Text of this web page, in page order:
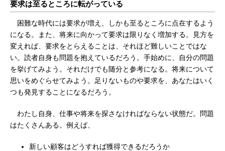
要求は至るところに転がっている
困難な時代には要求が増え、しかも至るところに点在するよう
になる。また、将来に向かって要求は限りなく増加する。見方を
変えれば、要求をとらえることは、それほど難しいことではな
い。読者自身も問題を抱えているだろう。手始めに、自分の問題
を挙げてみよう。それだけでも随分と参考になる。将来について
思いをめぐらせてみよう。足りないものや要求を、あなたはいく
つも発見することになるだろう。
わたし自身、仕事や将来を探さなければならない状態だ。問題
はたくさんある。例えば、
新しい顧客はどうすれば獲得できるだろうか